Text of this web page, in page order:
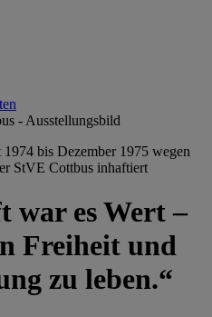
bis Dezember 1975 wegen
StVE Cottbus inhaftiert
war es Wert –
Freiheit und
zu leben.“